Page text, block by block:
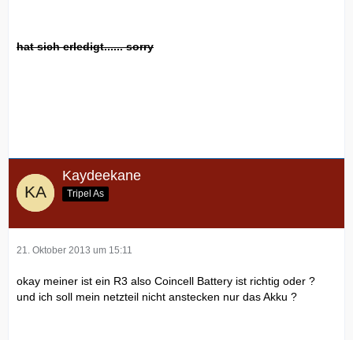
hat sich erledigt...... sorry
Kaydeekane
Tripel As
21. Oktober 2013 um 15:11
okay meiner ist ein R3 also Coincell Battery ist richtig oder ?
und ich soll mein netzteil nicht anstecken nur das Akku ?